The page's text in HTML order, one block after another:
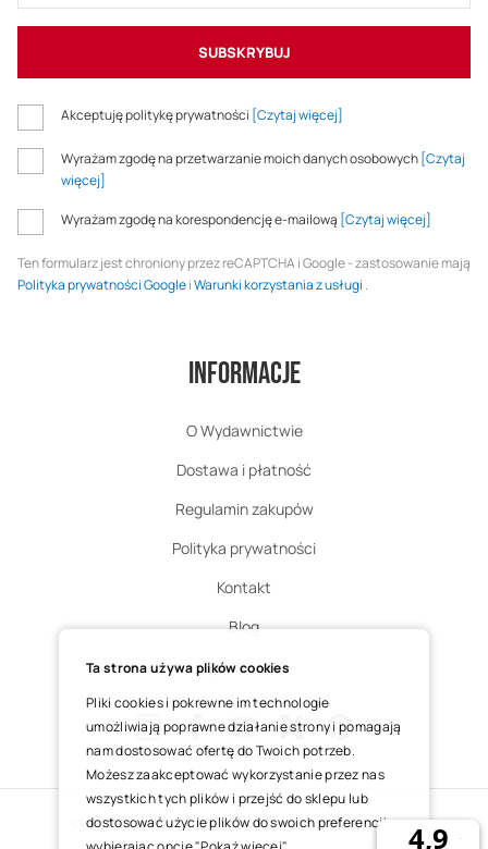
SUBSKRYBUJ
Akceptuję politykę prywatności [Czytaj więcej]
Wyrażam zgodę na przetwarzanie moich danych osobowych[Czytaj
więcej]
Wyrażam zgodę na korespondencję e-mailową [Czytaj więcej]
Ten formularz jest chroniony przez reCAPTCHA i Google - zastosowanie mają
Polityka prywatności GoogleiWarunki korzystania z usługi .
Informacje
O Wydawnictwie
Dostawa i płatność
Regulamin zakupów
Polityka prywatności
Kontakt
Blog
Zgłoś zwrot
InstagramFacebookYoutube
X Pinterest
COPYRIGHT © 2025 ŚWIĘTY WOJCIECH DOM MEDIALNY SP. Z O.O.
Ta strona używa plików cookies
Pliki cookies i pokrewne im technologie
umożliwiają poprawne działanie strony i pomagają
nam dostosować ofertę do Twoich potrzeb.
Możesz zaakceptować wykorzystanie przez nas
wszystkich tych plików i przejść do sklepu lub
dostosować użycie plików do swoich preferencji,